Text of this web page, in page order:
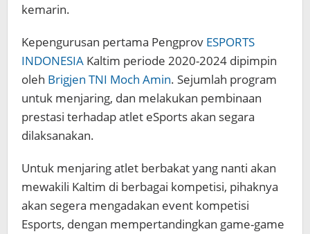
kemarin.
Kepengurusan pertama Pengprov ESPORTS
INDONESIA Kaltim periode 2020-2024 dipimpin
oleh Brigjen TNI Moch Amin. Sejumlah program
untuk menjaring, dan melakukan pembinaan
prestasi terhadap atlet eSports akan segara
dilaksanakan.
Untuk menjaring atlet berbakat yang nanti akan
mewakili Kaltim di berbagai kompetisi, pihaknya
akan segera mengadakan event kompetisi
Esports, dengan mempertandingkan game-game